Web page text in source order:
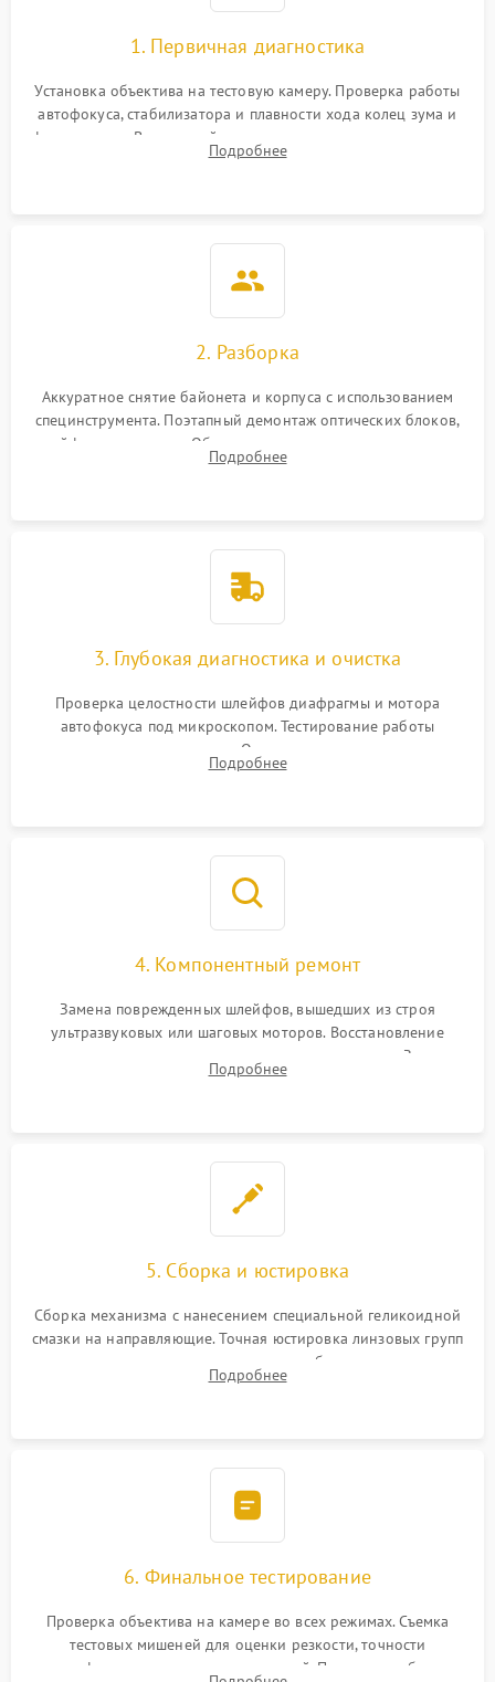
1. Первичная диагностика
Установка объектива на тестовую камеру. Проверка работы
автофокуса, стабилизатора и плавности хода колец зума и
фокусировки. Визуальный осмотр линз на наличие царапин,
грибка, пыли и оценка состояния контактов байонета.
Подробнее
2. Разборка
Аккуратное снятие байонета и корпуса с использованием
специнструмента. Поэтапный демонтаж оптических блоков,
шлейфов и приводов. Обязательная маркировка положения
линзовых групп для сохранения заводской центровки при
Подробнее
3. Глубокая диагностика и очистка
Проверка целостности шлейфов диафрагмы и мотора
автофокуса под микроскопом. Тестирование работы
электромагнитного привода. Очистка оптических элементов
от пыли, следов влаги и грибка спецрастворами без
Подробнее
4. Компонентный ремонт
Замена поврежденных шлейфов, вышедших из строя
ультразвуковых или шаговых моторов. Восстановление
геометрии направляющих при заклинивании зума. Замена
неисправного блока диафрагмы, датчиков положения или
Подробнее
5. Сборка и юстировка
Сборка механизма с нанесением специальной геликоидной
смазки на направляющие. Точная юстировка линзовых групп
программным или механическим способом для устранения
бэк
Подробнее
6. Финальное тестирование
Проверка объектива на камере во всех режимах. Съемка
тестовых мишеней для оценки резкости, точности
автофокуса и отсутствия искажений. Проверка работы